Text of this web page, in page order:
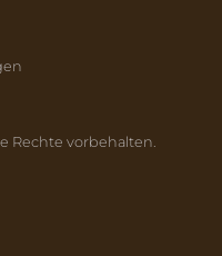
Rechte vorbehalten.